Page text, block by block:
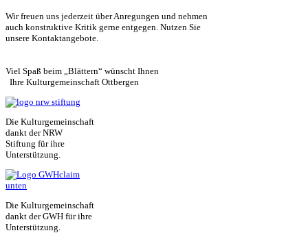
Wir freuen uns jederzeit über Anregungen und nehmen
auch konstruktive Kritik gerne entgegen. Nutzen Sie
unsere Kontaktangebote.
Viel Spaß beim „Blättern“ wünscht Ihnen
Ihre Kulturgemeinschaft Ottbergen
Die Kulturgemeinschaft
dankt der NRW
Stiftung für ihre
Unterstützung.
Die Kulturgemeinschaft
dankt der GWH für ihre
Unterstützung.